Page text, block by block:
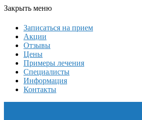
Закрыть меню
Записаться на прием
Акции
Отзывы
Цены
Примеры лечения
Специалисты
Информация
Контакты